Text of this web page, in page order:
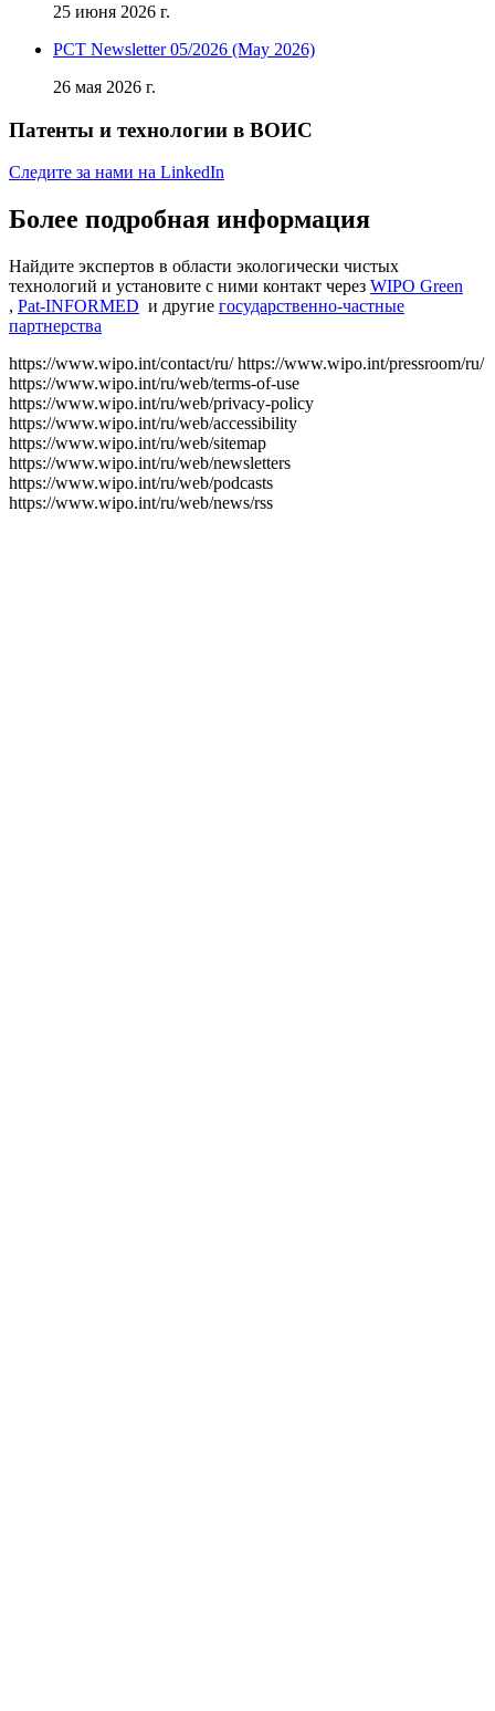
25 июня 2026 г.
PCT Newsletter 05/2026 (May 2026)
26 мая 2026 г.
Патенты и технологии в ВОИС
Следите за нами на LinkedIn
Более подробная информация
Найдите экспертов в области экологически чистых
технологий и установите с ними контакт через WIPO Green
, Pat-INFORMED и другие государственно-частные
партнерства
https://www.wipo.int/contact/ru/ https://www.wipo.int/pressroom/ru/
https://www.wipo.int/ru/web/terms-of-use
https://www.wipo.int/ru/web/privacy-policy
https://www.wipo.int/ru/web/accessibility
https://www.wipo.int/ru/web/sitemap
https://www.wipo.int/ru/web/newsletters
https://www.wipo.int/ru/web/podcasts
https://www.wipo.int/ru/web/news/rss